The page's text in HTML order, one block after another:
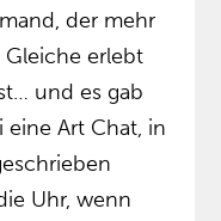
der mehr
erlebt
und es gab
eine Art Chat, in
Uhr, wenn